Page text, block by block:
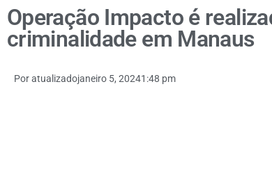
Operação Impacto é
criminalidade em Manaus
Poratualizadojaneiro 5, 20241:48 pm